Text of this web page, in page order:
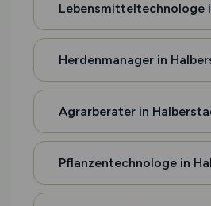
Lebensmitteltechnologe
Herdenmanager in
Agrarberater in
Pflanzentechnologe in